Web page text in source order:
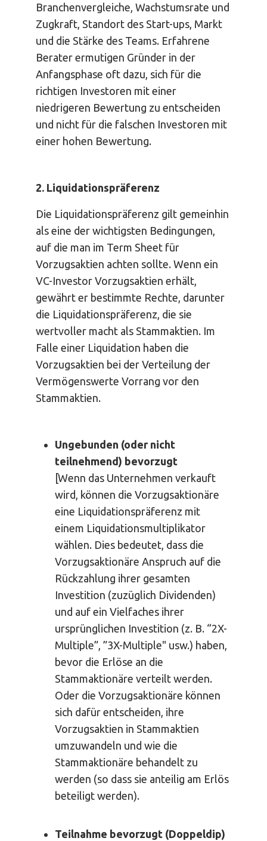
Branchenvergleiche, Wachstumsrate und
Zugkraft, Standort des Start-ups, Markt
und die Stärke des Teams. Erfahrene
Berater ermutigen Gründer in der
Anfangsphase oft dazu, sich für die
richtigen Investoren mit einer
niedrigeren Bewertung zu entscheiden
und nicht für die falschen Investoren mit
einer hohen Bewertung.
2. Liquidationspräferenz
Die Liquidationspräferenz gilt gemeinhin
als eine der wichtigsten Bedingungen,
auf die man im Term Sheet für
Vorzugsaktien achten sollte. Wenn ein
VC-Investor Vorzugsaktien erhält,
gewährt er bestimmte Rechte, darunter
die Liquidationspräferenz, die sie
wertvoller macht als Stammaktien. Im
Falle einer Liquidation haben die
Vorzugsaktien bei der Verteilung der
Vermögenswerte Vorrang vor den
Stammaktien.
Ungebunden (oder nicht
teilnehmend) bevorzugt
[Wenn das Unternehmen verkauft
wird, können die Vorzugsaktionäre
eine Liquidationspräferenz mit
einem Liquidationsmultiplikator
wählen. Dies bedeutet, dass die
Vorzugsaktionäre Anspruch auf die
Rückzahlung ihrer gesamten
Investition (zuzüglich Dividenden)
und auf ein Vielfaches ihrer
ursprünglichen Investition (z. B. “2X-
Multiple”, ”3X-Multiple" usw.) haben,
bevor die Erlöse an die
Stammaktionäre verteilt werden.
Oder die Vorzugsaktionäre können
sich dafür entscheiden, ihre
Vorzugsaktien in Stammaktien
umzuwandeln und wie die
Stammaktionäre behandelt zu
werden (so dass sie anteilig am Erlös
beteiligt werden).
Teilnahme bevorzugt (Doppeldip)